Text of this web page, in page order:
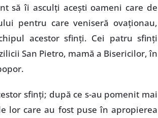
să îi asculţi aceşti oameni care de
pentru care veniseră ovaţionau,
acestor sfinţi. Cei patru sfinţi
San Pietro, mamă a Bisericilor, în
sfinţi; după ce s-au pomenit mai
lor care au fost puse în apropierea